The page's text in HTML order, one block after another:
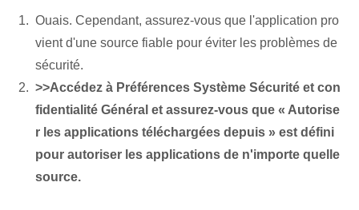
Ouais. Cependant, assurez-vous que l'application pro
vient d'une source fiable pour éviter les problèmes de
sécurité.
>>Accédez à Préférences Système Sécurité et con
fidentialité Général et assurez-vous que « Autorise
r les applications téléchargées depuis » est défini
pour autoriser les applications de n'importe quelle
source.